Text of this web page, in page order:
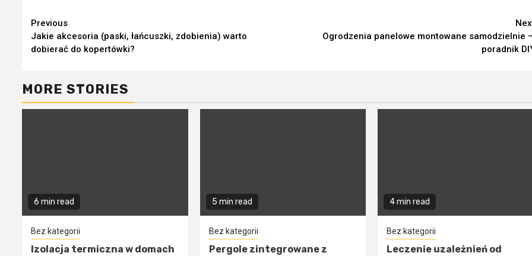
Continue
Reading
Previous
Jakie akcesoria (paski, łańcuszki, zdobienia) warto
dobierać do kopertówki?
Ogrodzenia panelowe montowane samodzielnie
poradnik
MORE STORIES
6 min read
Bez kategorii
Izolacja termiczna w domach
5 min read
Bez kategorii
Pergole zintegrowane z
4 min read
Bez kategorii
Leczenie uzależnień od